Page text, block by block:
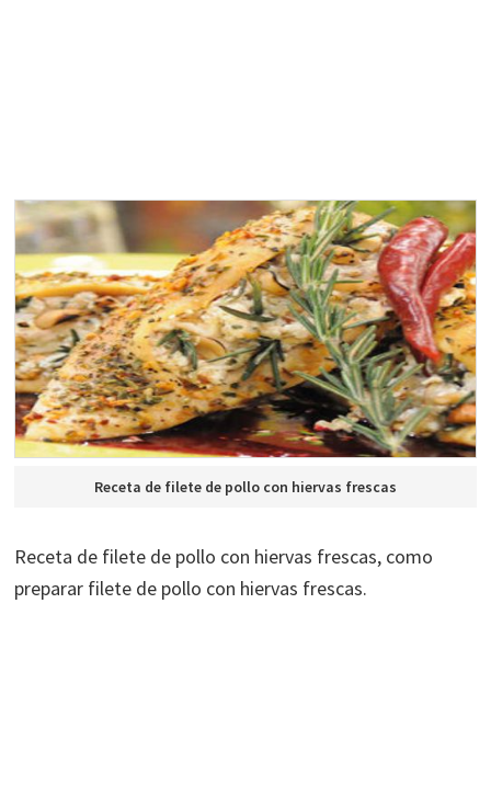
Receta de filete de pollo con hiervas frescas
Receta de filete de pollo con hiervas frescas, como
preparar filete de pollo con hiervas frescas.